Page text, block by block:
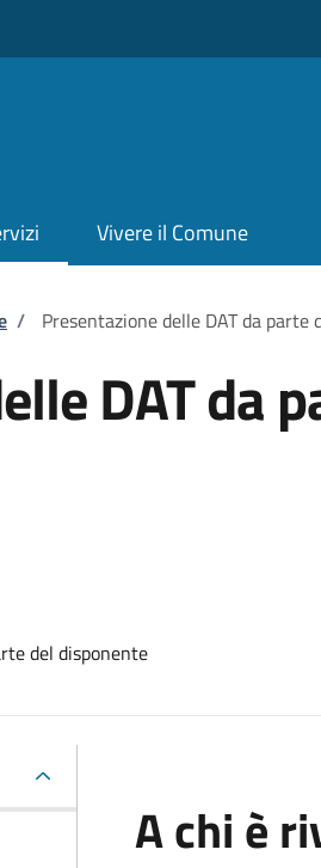
Vivere il Comune
/ Presentazione delle DAT da parte
DAT da
del disponente
A chi è